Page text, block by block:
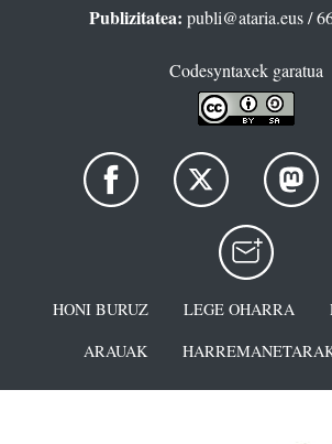
Publizitatea: publi@ataria.eus/
Codesyntaxek garatua
HONI BURUZ LEGE OHARRA
ARAUAK